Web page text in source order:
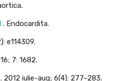
. Endocardita.
e114309.
7: 1682.
. 2012 iulie-aug; 6(4): 277–283.